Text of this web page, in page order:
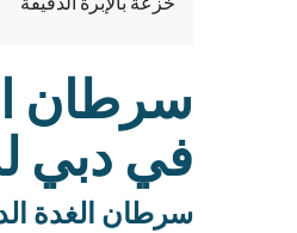
سرطان
في دبي
سرطان الغدة